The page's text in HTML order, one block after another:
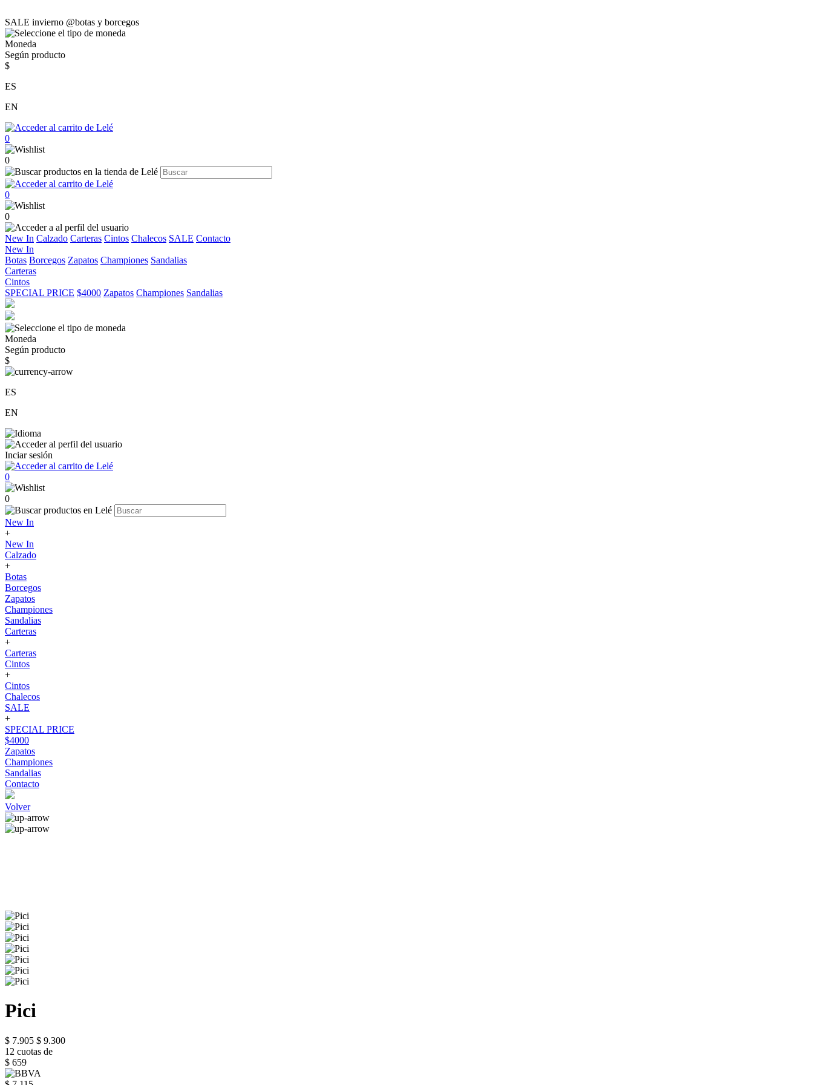
SALE invierno @botas y borcegos
Moneda
Según producto
$
ES
EN
0
0
0
0
New In Calzado Carteras Cintos Chalecos SALE Contacto
New In
Botas Borcegos Zapatos Championes Sandalias
Carteras
Cintos
SPECIAL PRICE $4000 Zapatos Championes Sandalias
Moneda
Según producto
$
ES
EN
Inciar sesión
0
0
New In
+
New In
Calzado
+
Botas
Borcegos
Zapatos
Championes
Sandalias
Carteras
+
Carteras
Cintos
+
Cintos
Chalecos
SALE
+
SPECIAL PRICE
$4000
Zapatos
Championes
Sandalias
Contacto
Volver
Pici
$ 7.905 $ 9.300
12 cuotas de
$ 659